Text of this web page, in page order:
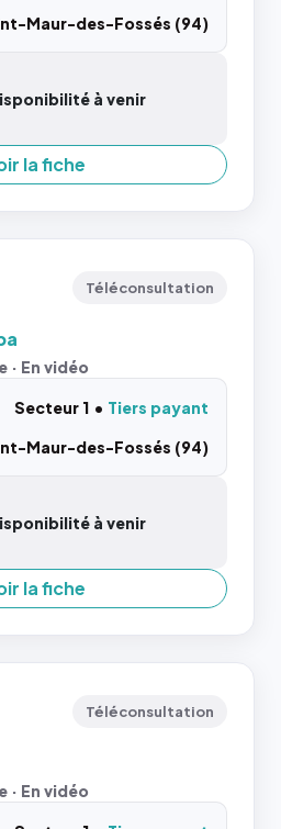
Maur-des-Fossés (94)
à venir
la fiche
Téléconsultation
· En vidéo
Secteur 1
Tiers payant
Maur-des-Fossés (94)
à venir
la fiche
Téléconsultation
· En vidéo